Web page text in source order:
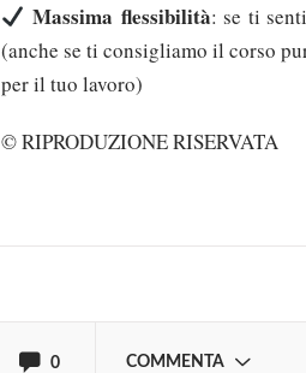
Massima flessibilità: se ti
(anche se ti consigliamo il corso
per il tuo lavoro)
© RIPRODUZIONE RISERVATA
0 COMMENTA